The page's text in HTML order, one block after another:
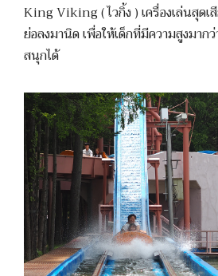
King Viking ( ไวกิ้ง ) เครื่องเล่นสุดเ
ย่อลงมานิด เพื่อให้เด็กที่มีความสูงมาก
สนุกได้